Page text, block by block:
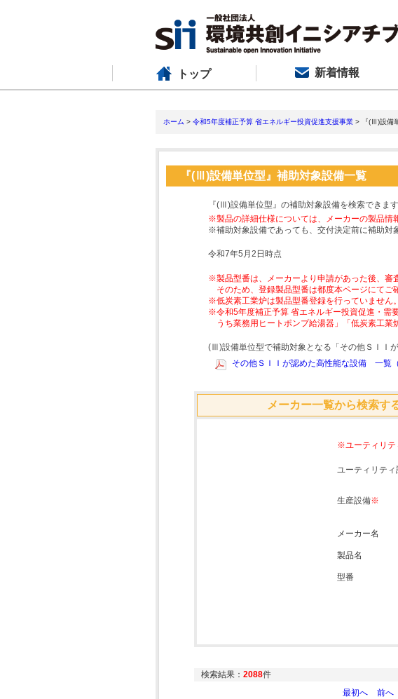
トップ 新着情報
ホーム > 令和5年度補正予算 省エネルギー投資促進支援事業 > 『(Ⅲ)設備
『(Ⅲ)設備単位型』補助対象設備一覧
『(Ⅲ)設備単位型』の補助対象設備を検索できます
※製品の詳細仕様については、メーカーの製品情
※補助対象設備であっても、交付決定前に補助対
令和7年5月2日時点
※製品型番は、メーカーより申請があった後、審
そのため、登録製品型番は都度本ページにてご
※低炭素工業炉は製品型番登録を行っていません
※令和5年度補正予算 省エネルギー投資促進・需
うち業務用ヒートポンプ給湯器」「低炭素工業
(Ⅲ)設備単位型で補助対象となる「その他ＳＩＩ
その他ＳＩＩが認めた高性能な設備 一覧（
メーカー一覧から検索す
※ユーティリテ
ユーティリティ
生産設備※
メーカー名
製品名
型番
検索結果： 2088件
最初へ
前へ